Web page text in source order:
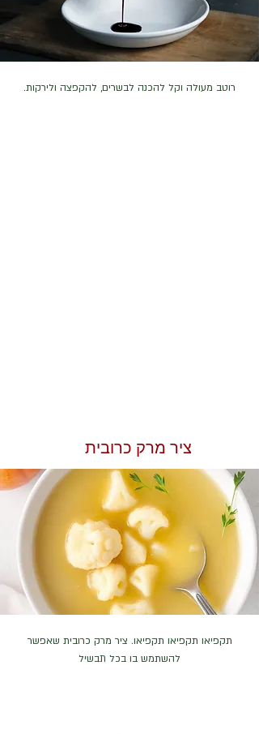
רוטב מעולה וקל להכנה לבשרים, להקפצה ולירקות.
ציר מרק כרובית
תקפיאו תקפיאו תקפיאו. ציר מרק כרובית שאפשר
להשתמש בו בכל תבשיל